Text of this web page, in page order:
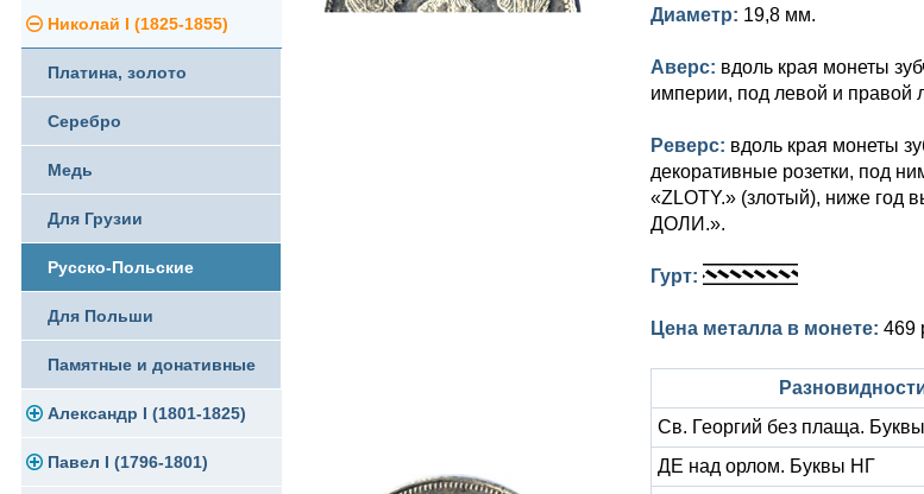
Медь
Германская оккупация
Для Финляндии
Памятные и донативные
Серебро
Медь
Для Финляндии
Памятные и донативные
Золото
Серебро
Медь
Для Финляндии
Памятные и донативные
Николай I (1825-1855)
Платина, золото
Серебро
Медь
Для Грузии
Русско-Польские
Для Польши
Памятные и донативные
Александр I (1801-1825)
Золото
Павел I (1796-1801)
Диаметр: 19,8 мм.
Аверс: вдоль края монеты
империи, под левой и правой
Реверс: вдоль края монеты
декоративные розетки, под
«ZLOTY.» (злотый), ниже
ДОЛИ.».
Гурт:
Цена металла в монете: 469
Св. Георгий без плаща.
ДЕ над орлом. Буквы НГ